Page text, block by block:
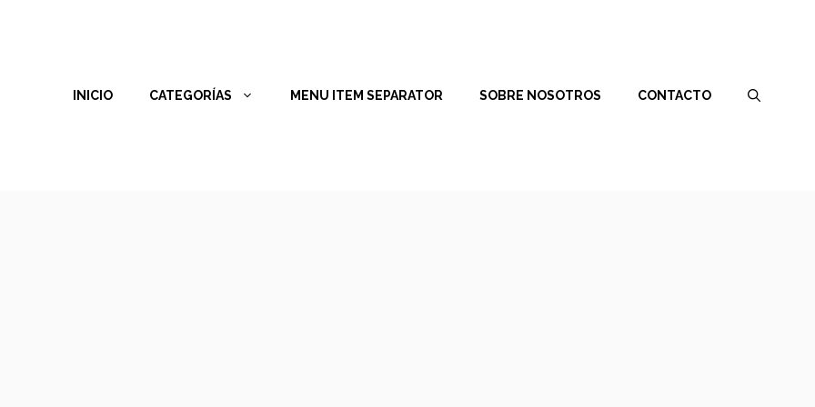
INICIO CATEGORÍAS MENU ITEM SEPARATOR SOBRE NOSOTROS CONTACTO